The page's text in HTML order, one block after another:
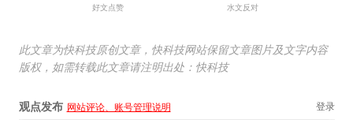
好文点赞 水文反对
此文章为快科技原创文章，快科技网站保留文章图片及文字内容
版权，如需转载此文章请注明出处：快科技
观点发布 网站评论、账号管理说明 登录